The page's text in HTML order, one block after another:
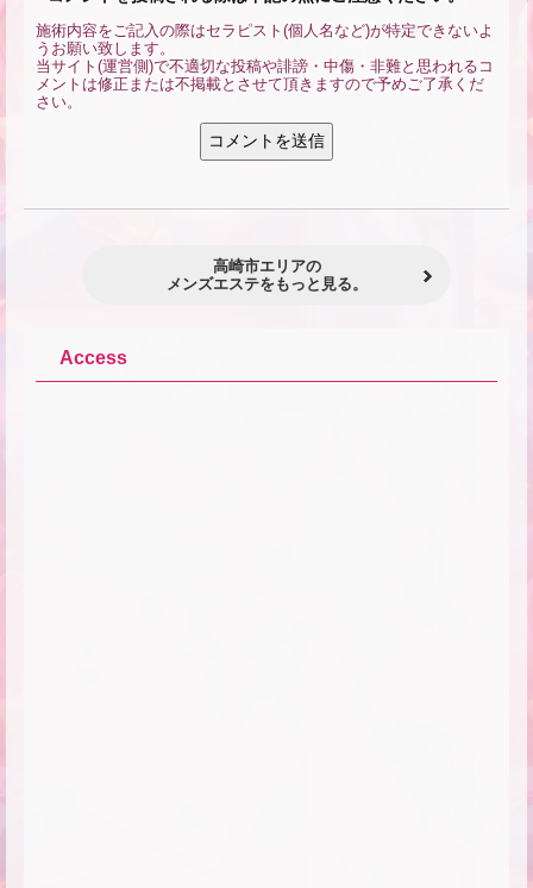
施術内容をご記入の際はセラピスト(個人名など)が特定できないよ
うお願い致します。
当サイト(運営側)で不適切な投稿や誹謗・中傷・非難と思われるコ
メントは修正または不掲載とさせて頂きますので予めご了承くだ
さい。
高崎市エリアの
メンズエステをもっと見る。
Access